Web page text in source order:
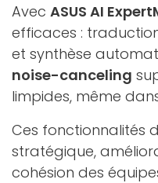
Avec ASUS AI
efficaces :
et synthèse
noise-canceling
limpides, même
Ces fonctionnalités
stratégique,
cohésion des